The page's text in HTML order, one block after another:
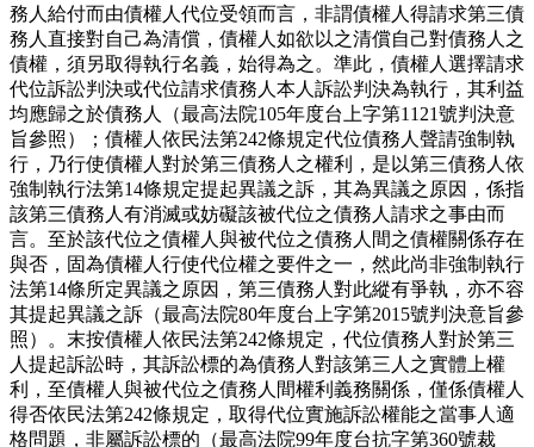
務人給付而由債權人代位受領而言，非謂債權人得請求第三債
務人直接對自己為清償，債權人如欲以之清償自己對債務人之
債權，須另取得執行名義，始得為之。準此，債權人選擇請求
代位訴訟判決或代位請求債務人本人訴訟判決為執行，其利益
均應歸之於債務人（最高法院105年度台上字第1121號判決意
旨參照）；債權人依民法第242條規定代位債務人聲請強制執
行，乃行使債權人對於第三債務人之權利，是以第三債務人依
強制執行法第14條規定提起異議之訴，其為異議之原因，係指
該第三債務人有消滅或妨礙該被代位之債務人請求之事由而
言。至於該代位之債權人與被代位之債務人間之債權關係存在
與否，固為債權人行使代位權之要件之一，然此尚非強制執行
法第14條所定異議之原因，第三債務人對此縱有爭執，亦不容
其提起異議之訴（最高法院80年度台上字第2015號判決意旨參
照）。末按債權人依民法第242條規定，代位債務人對於第三
人提起訴訟時，其訴訟標的為債務人對該第三人之實體上權
利，至債權人與被代位之債務人間權利義務關係，僅係債權人
得否依民法第242條規定，取得代位實施訴訟權能之當事人適
格問題，非屬訴訟標的（最高法院99年度台抗字第360號裁